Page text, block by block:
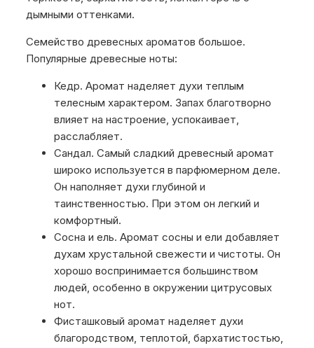
дымными оттенками.
Семейство древесных ароматов большое.
Популярные древесные ноты:
Кедр. Аромат наделяет духи теплым
телесным характером. Запах благотворно
влияет на настроение, успокаивает,
расслабляет.
Сандал. Самый сладкий древесный аромат
широко используется в парфюмерном деле.
Он наполняет духи глубиной и
таинственностью. При этом он легкий и
комфортный.
Сосна и ель. Аромат сосны и ели добавляет
духам хрустальной свежести и чистоты. Он
хорошо воспринимается большинством
людей, особенно в окружении цитрусовых
нот.
Фисташковый аромат наделяет духи
благородством, теплотой, бархатистостью,